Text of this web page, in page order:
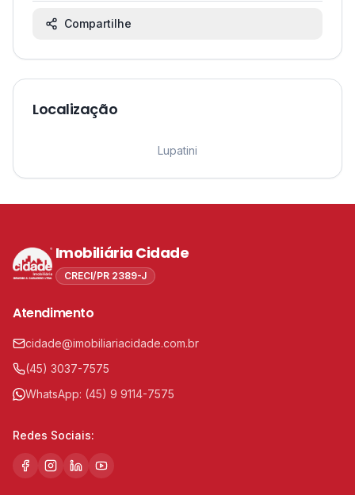
Compartilhe
Localização
Lupatini
Imobiliária Cidade
CRECI/PR 2389-J
Atendimento
cidade@imobiliariacidade.com.br
(45) 3037-7575
WhatsApp: (45) 9 9114-7575
Redes Sociais: